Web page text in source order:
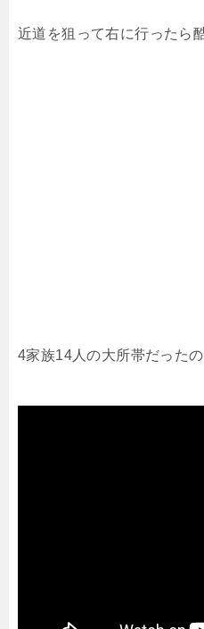
近道を狙って右に行ったら
4家族14人の大所帯だった